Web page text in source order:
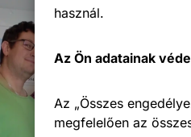
használ.
Az Ön adatainak
Az „Összes
megfelelően az